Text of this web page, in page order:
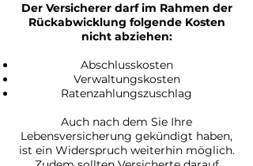
Der Versicherer darf im Rahmen der
Rückabwicklung folgende Kosten
nicht abziehen:
Abschlusskosten
Verwaltungskosten
Ratenzahlungszuschlag
Auch nach dem Sie Ihre
Lebensversicherung gekündigt haben,
ist ein Widerspruch weiterhin möglich.